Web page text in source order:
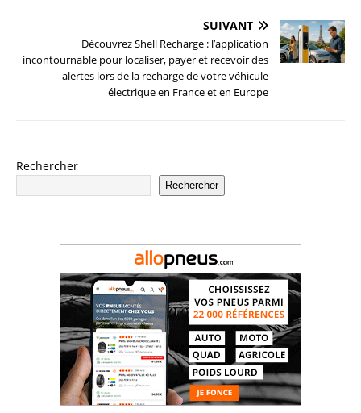
SUIVANT
Découvrez Shell Recharge : l’application
incontournable pour localiser, payer et recevoir des
alertes lors de la recharge de votre véhicule
électrique en France et en Europe
Rechercher
Rechercher